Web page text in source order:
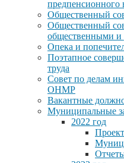
предпенсионного
Общественный
Общественный
общественными и
Опека и
Поэтапное
труда
Совет по делам
ОНМР
Вакантные
Муниципальные
2022 год